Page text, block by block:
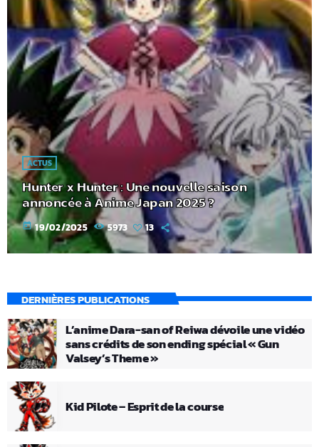
ACTUS
Hunter x Hunter : Une nouvelle saison
annoncée à Anime Japan 2025 ?
today 19/02/2025 5973 13
DERNIÈRES PUBLICATIONS
L’anime Dara-san of Reiwa dévoile une vidéo
sans crédits de son ending spécial « Gun
Valsey’s Theme »
Kid Pilote – Esprit de la course